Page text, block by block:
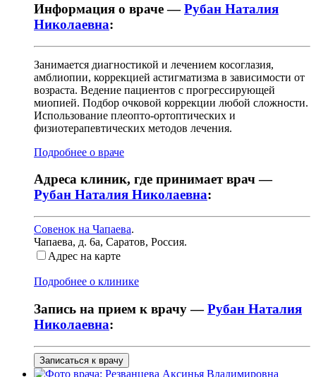
Информация о враче —Рубан Наталия
Николаевна:
Занимается диагностикой и лечением косоглазия,
амблиопии, коррекцией астигматизма в зависимости от
возраста. Ведение пациентов с прогрессирующей
миопией. Подбор очковой коррекции любой сложности.
Использование плеопто-ортоптических и
физиотерапевтических методов лечения.
Подробнее о враче
Адреса клиник, где принимает врач —
Рубан Наталия Николаевна:
Совенок на Чапаева.
Чапаева, д. 6а, Саратов, Россия.
Адрес на карте
Подробнее о клинике
Запись на прием к врачу —Рубан Наталия
Николаевна:
Записаться к врачу